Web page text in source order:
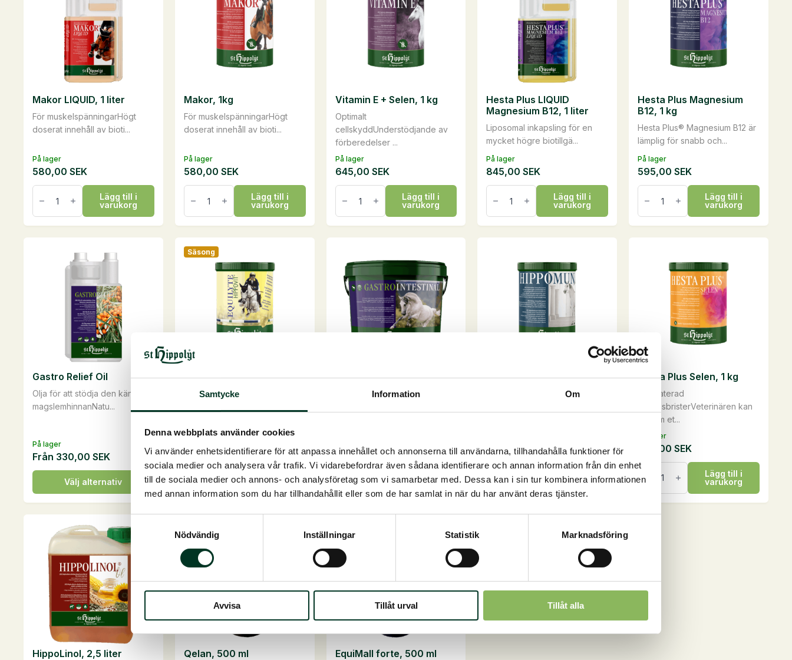
Samtycke Information Om
Denna webbplats använder cookies
Vi använder enhetsidentifierare för att anpassa innehållet och annonserna till användarna, tillhandahålla funktioner för
sociala medier och analysera vår trafik. Vi vidarebefordrar även sådana identifierare och annan information från din enhet
till de sociala medier och annons- och analysföretag som vi samarbetar med. Dessa kan i sin tur kombinera informationen
med annan information som du har tillhandahållit eller som de har samlat in när du har använt deras tjänster.
Nödvändig
Inställningar Statistik Marknadsföring
Avvisa Tillåt urval Tillåt alla
alternativen
produktsidan
alternativen
produktsidan
alternativen
produktsidan
alternativen
produktsidan
På lager
För muskelspänningarHögt
doserat innehåll av bioti...
Makor LIQUID, 1 liter
580,00 SEK
Makor
LIQUID,
liter
mängd
Lägg till i
varukorg
På lager
För muskelspänningarHögt
doserat innehåll av bioti...
Makor, 1kg
580,00 SEK
Makor,
1kg
mängd
Lägg till i
varukorg
På lager
Optimalt
cellskyddUnderstödjande av
förberedelser ...
Vitamin E + Selen, 1 kg
645,00 SEK
Vitamin
Selen,
1
Lägg till i
varukorg
På lager
Liposomal inkapsling för en
mycket högre biotillgä...
Hesta Plus LIQUID
Magnesium B12, 1 liter
845,00SEK
Hesta
Plus
LIQUID
Magnesium
B12,
Lägg till i
varukorg
På lager
Hesta Plus® Magnesium B12 är
lämplig för snabb och...
Hesta Plus Magnesium
B12, 1 kg
595,00SEK
Hesta
Plus
Magnesium
B12,
1
Lägg till i
varukorg
På lager
Olja för att stödja den känsliga
magslemhinnanNatu...
Gastro Relief Oil
Från 330,00 SEK
Välj alternativ
Den
här
produkten
flera
varianter.
alternativen
väljas
produktsidan
På lager
Säsong
Elektrolyter för hästarSnabb
Equilyte, 1 kg
375,00SEK
Equilyte,
1
kg
mängd
varukorg
För normalisering av
GastroIntestinal, 3 kg
1.810,00SEK
GastroIntestinal,
3
kg
mängd
varukorg
Hippomun forte, 1 kg
750,00SEK
Hippomun
forte,
1
kg
varukorg
På lager
Konstaterad
näringsbristerVeterinären kan
genom et...
Hesta Plus Selen, 1 kg
595,00SEK
Hesta
Plus
Selen,
mängd
Lägg till i
varukorg
HippoLinol, 2,5 liter Qelan, 500 ml EquiMall forte, 500 ml